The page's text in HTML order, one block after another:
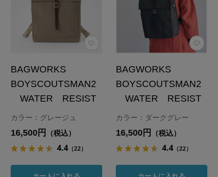
BAGWORKS
BOYSCOUTSMAN2
WATER RESIST
カラー：グレージュ
16,500円 （税込）
4.4 （22）
BAGWORKS
BOYSCOUTSMAN2
WATER RESIST
カラー：ダークグレー
16,500円 （税込）
4.4 （22）